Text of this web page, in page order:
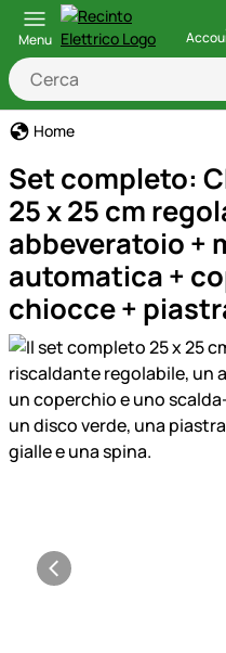
Menu
Home
Set completo:
25 x 25 cm
abbeveratoio +
automatica +
chiocce +
Galleria prodotti